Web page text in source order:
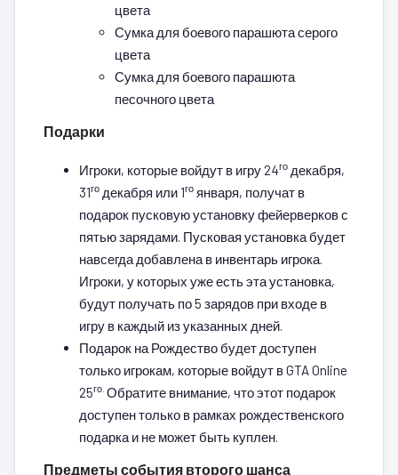
цвета
Сумка для боевого парашюта серого
цвета
Сумка для боевого парашюта
песочного цвета
Подарки
Игроки, которые войдут в игру 24го декабря,
31го декабря или 1го января, получат в
подарок пусковую установку фейерверков с
пятью зарядами. Пусковая установка будет
навсегда добавлена в инвентарь игрока.
Игроки, у которых уже есть эта установка,
будут получать по 5 зарядов при входе в
игру в каждый из указанных дней.
Подарок на Рождество будет доступен
только игрокам, которые войдут в GTA Online
25го. Обратите внимание, что этот подарок
доступен только в рамках рождественского
подарка и не может быть куплен.
Предметы события второго шанса